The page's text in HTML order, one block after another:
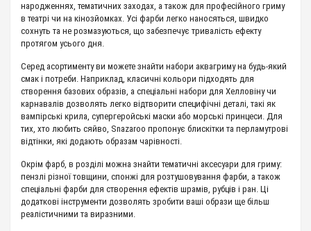
народженнях, тематичних заходах, а також для професійного гриму
в театрі чи на кінозйомках. Усі фарби легко наносяться, швидко
сохнуть та не розмазуються, що забезпечує тривалість ефекту
протягом усього дня.
Серед асортименту ви можете знайти набори аквагриму на будь-який
смак і потреби. Наприклад, класичні кольори підходять для
створення базових образів, а спеціальні набори для Хелловіну чи
карнавалів дозволять легко відтворити специфічні деталі, такі як
вампірські крила, супергеройські маски або морські принцеси. Для
тих, хто любить сяйво, Snazaroo пропонує блискітки та перламутрові
відтінки, які додають образам чарівності.
Окрім фарб, в розділі можна знайти тематичні аксесуари для гриму:
пензлі різної товщини, спонжі для розтушовування фарби, а також
спеціальні фарби для створення ефектів шрамів, рубців і ран. Ці
додаткові інструменти дозволять зробити ваші образи ще більш
реалістичними та виразними.